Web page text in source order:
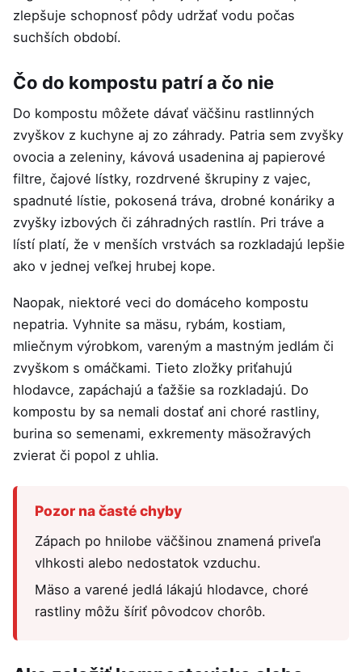
zlepšuje schopnosť pôdy udržať vodu počas
suchších období.
Čo do kompostu patrí a čo nie
Do kompostu môžete dávať väčšinu rastlinných
zvyškov z kuchyne aj zo záhrady. Patria sem zvyšky
ovocia a zeleniny, kávová usadenina aj papierové
filtre, čajové lístky, rozdrvené škrupiny z vajec,
spadnuté lístie, pokosená tráva, drobné konáriky a
zvyšky izbových či záhradných rastlín. Pri tráve a
lístí platí, že v menších vrstvách sa rozkladajú lepšie
ako v jednej veľkej hrubej kope.
Naopak, niektoré veci do domáceho kompostu
nepatria. Vyhnite sa mäsu, rybám, kostiam,
mliečnym výrobkom, vareným a mastným jedlám či
zvyškom s omáčkami. Tieto zložky priťahujú
hlodavce, zapáchajú a ťažšie sa rozkladajú. Do
kompostu by sa nemali dostať ani choré rastliny,
burina so semenami, exkrementy mäsožravých
zvierat či popol z uhlia.
Pozor na časté chyby
Zápach po hnilobe väčšinou znamená priveľa
vlhkosti alebo nedostatok vzduchu.
Mäso a varené jedlá lákajú hlodavce, choré
rastliny môžu šíriť pôvodcov chorôb.